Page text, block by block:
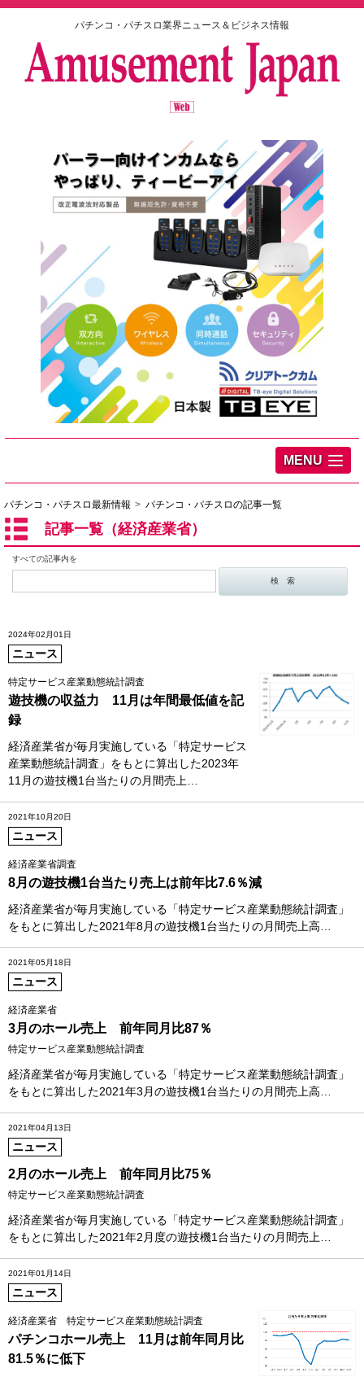
パチンコ・パチスロ業界ニュース＆ビジネス情報
MENU
パチンコ・パチスロ最新情報 パチンコ・パチスロの記事一覧
記事一覧（経済産業省）
すべての記事内を
2024年02月01日
ニュース
特定サービス産業動態統計調査
遊技機の収益力 11月は年間最低値を記
録
経済産業省が毎月実施している「特定サービス
産業動態統計調査」をもとに算出した2023年
11月の遊技機1台当たりの月間売上…
2021年10月20日
ニュース
経済産業省調査
8月の遊技機1台当たり売上は前年比7.6％減
経済産業省が毎月実施している「特定サービス産業動態統計調査」
をもとに算出した2021年8月の遊技機1台当たりの月間売上高…
2021年05月18日
ニュース
経済産業省
3月のホール売上 前年同月比87％
特定サービス産業動態統計調査
経済産業省が毎月実施している「特定サービス産業動態統計調査」
をもとに算出した2021年3月の遊技機1台当たりの月間売上高…
2021年04月13日
ニュース
2月のホール売上 前年同月比75％
特定サービス産業動態統計調査
経済産業省が毎月実施している「特定サービス産業動態統計調査」
をもとに算出した2021年2月度の遊技機1台当たりの月間売上…
2021年01月14日
ニュース
経済産業省 特定サービス産業動態統計調査
パチンコホール売上 11月は前年同月比
81.5％に低下